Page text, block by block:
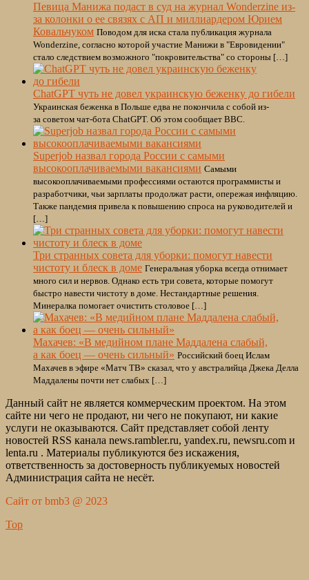
Певица Манижа подаст в суд на журнал Wonderzine из-
за колонки о ее связях с АП и миллиардером Юрием
Ковальчуком Поводом для иска стала публикация журнала
Wonderzine, согласно которой участие Манижи в "Евровидении"
стало следствием возможного "покровительства" со стороны […]
ChatGPT чуть не довел украинскую беженку до гибели
Украинская беженка в Польше едва не покончила с собой из-
за советом чат-бота ChatGPT. Об этом сообщает BBC.
Superjob назвал города России с самыми
высокооплачиваемыми вакансиями Самыми
высокооплачиваемыми профессиями остаются программисты и
разработчики, чьи зарплаты продолжат расти, опережая инфляцию.
Также пандемия привела к повышению спроса на руководителей и
[…]
Три странных совета для уборки: помогут навести
чистоту и блеск в доме Генеральная уборка всегда отнимает
много сил и нервов. Однако есть три совета, которые помогут
быстро навести чистоту в доме. Нестандартные решения.
Минералка помогает очистить столовое […]
Махачев: «В медийном плане Маддалена слабый,
а как боец — очень сильный» Российский боец Ислам
Махачев в эфире «Матч ТВ» сказал, что у австралийца Джека Делла
Маддалены почти нет слабых […]
Данный сайт не является коммерческим проектом. На этом
сайте ни чего не продают, ни чего не покупают, ни какие
услуги не оказываются. Сайт представляет собой ленту
новостей RSS канала news.rambler.ru, yandex.ru, newsru.com и
lenta.ru . Материалы публикуются без искажения,
ответственность за достоверность публикуемых новостей
Администрация сайта не несёт.
Сайт от bmb3 @ 2023
Top